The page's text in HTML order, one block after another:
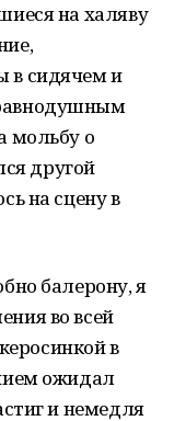
на халяву
в сидячем и
мольбу о
другой
на сцену в
балерону, я
во всей
в
ожидал
и немедля